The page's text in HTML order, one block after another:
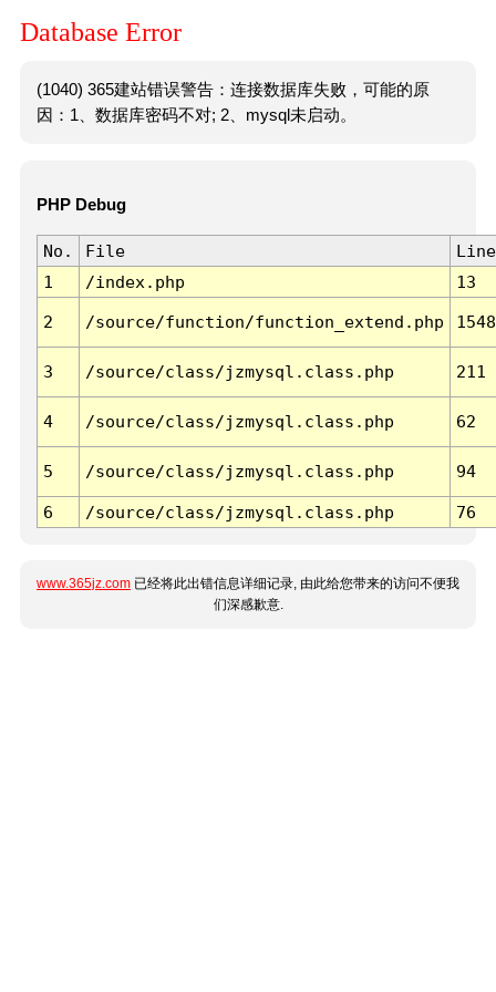
Database Error
(1040) 365建站错误警告：连接数据库失败，可能的原
因：1、数据库密码不对; 2、mysql未启动。
PHP Debug
No. File
Line
1
/index.php 13
2 /source/function/function_extend.php 1548
3 /source/class/jzmysql.class.php 211
4 /source/class/jzmysql.class.php 62
5 /source/class/jzmysql.class.php 94
6 /source/class/jzmysql.class.php 76
www.365jz.com 已经将此出错信息详细记录, 由此给您带来的访问不便我
们深感歉意.